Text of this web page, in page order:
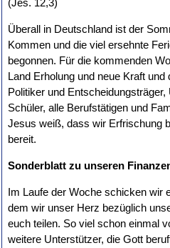
(Jes. 12,3)
Überall in Deutschland ist der
Kommen und die viel ersehnte
begonnen. Für die kommenden
Land Erholung und neue Kraft
Politiker und
Schüler, alle Berufstätigen und
Jesus weiß, dass wir Erfrischung
bereit.
Sonderblatt zu unseren
Im Laufe der Woche schicken wir
dem wir unser Herz bezüglich
euch teilen. So viel schon einmal
weitere Unterstützer, die Gott